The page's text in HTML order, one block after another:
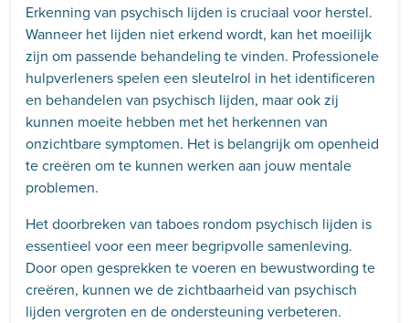
Erkenning van psychisch lijden is cruciaal voor herstel.
Wanneer het lijden niet erkend wordt, kan het moeilijk
zijn om passende behandeling te vinden. Professionele
hulpverleners spelen een sleutelrol in het identificeren
en behandelen van psychisch lijden, maar ook zij
kunnen moeite hebben met het herkennen van
onzichtbare symptomen. Het is belangrijk om openheid
te creëren om te kunnen werken aan jouw mentale
problemen.
Het doorbreken van taboes rondom psychisch lijden is
essentieel voor een meer begripvolle samenleving.
Door open gesprekken te voeren en bewustwording te
creëren, kunnen we de zichtbaarheid van psychisch
lijden vergroten en de ondersteuning verbeteren.